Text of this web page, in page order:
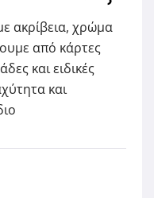
ακρίβεια, χρώμα
από κάρτες
και ειδικές
και